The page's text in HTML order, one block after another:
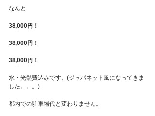
なんと
38,000円！
38,000円！
38,000円！
水・光熱費込みです。(ジャパネット風になってきま
した。。。)
都内での駐車場代と変わりません。